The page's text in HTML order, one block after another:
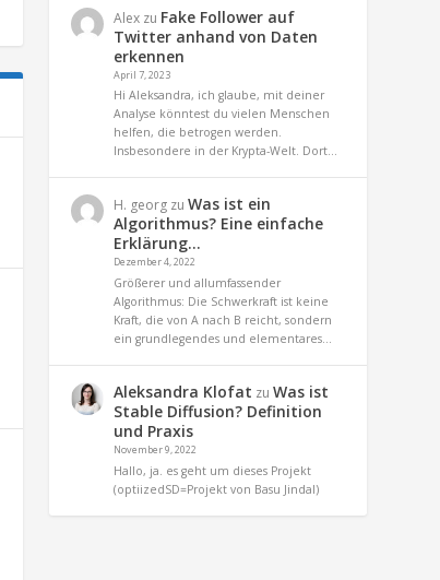
Alex zu Fake Follower auf
Twitter anhand von Daten
erkennen
April 7, 2023
Hi Aleksandra, ich glaube, mit deiner
Analyse könntest du vielen Menschen
helfen, die betrogen werden.
Insbesondere in der Krypta-Welt. Dort…
H. georg zuWas ist ein
Algorithmus? Eine einfache
Erklärung…
Dezember 4, 2022
Größerer und allumfassender
Algorithmus: Die Schwerkraft ist keine
Kraft, die von A nach B reicht, sondern
ein grundlegendes und elementares…
Aleksandra Klofat zuWas ist
Stable Diffusion? Definition
und Praxis
November 9, 2022
Hallo, ja. es geht um dieses Projekt
(optiizedSD=Projekt von Basu Jindal)